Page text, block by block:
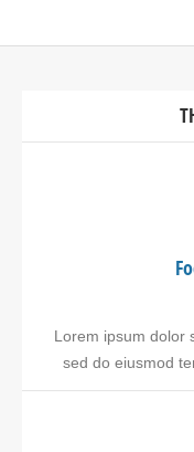
Lorem ipsum dolor
sed do eiusmod